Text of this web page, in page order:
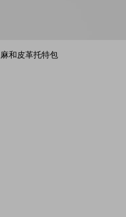
和皮革托特包